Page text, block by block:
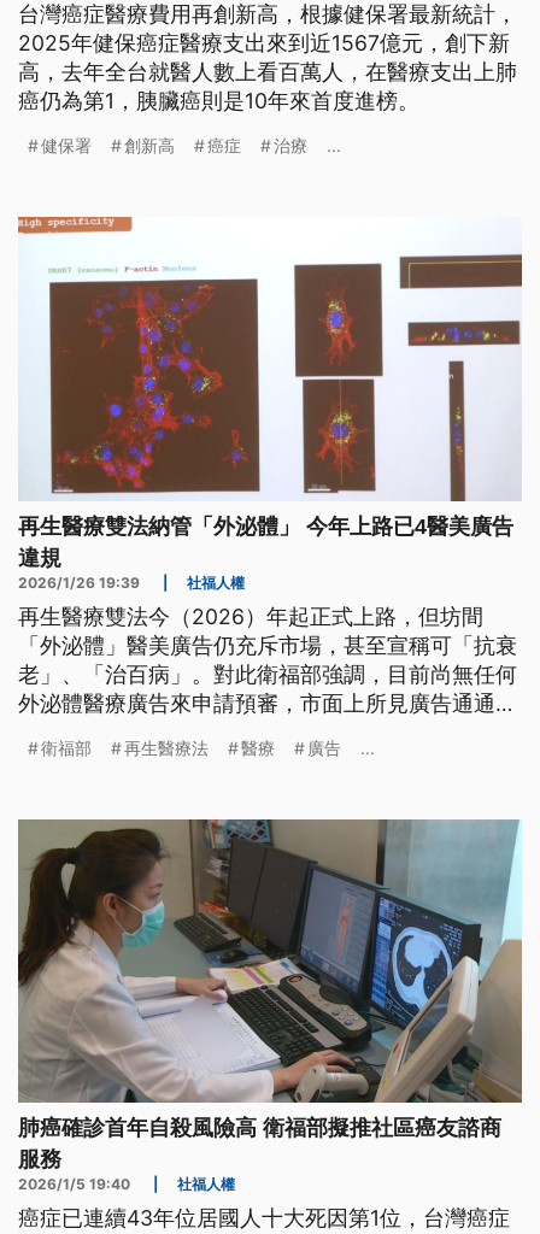
台灣癌症醫療費用再創新高，根據健保署最新統計，
2025年健保癌症醫療支出來到近1567億元，創下新
高，去年全台就醫人數上看百萬人，在醫療支出上肺
癌仍為第1，胰臟癌則是10年來首度進榜。
健保署 創新高 癌症 治療 ...
再生醫療雙法納管「外泌體」 今年上路已4醫美廣告
違規
2026/1/26 19:39 社福人權
再生醫療雙法今（2026）年起正式上路，但坊間
「外泌體」醫美廣告仍充斥市場，甚至宣稱可「抗衰
老」、「治百病」。對此衛福部強調，目前尚無任何
外泌體醫療廣告來申請預審，市面上所見廣告通通違
件，已移交地方衛生局調查，若查證屬實，最重可罰
衛福部 再生醫療法 醫療 廣告 ...
肺癌確診首年自殺風險高 衛福部擬推社區癌友諮商
服務
2026/1/5 19:40 社福人權
癌症已連續43年位居國人十大死因第1位，台灣癌症